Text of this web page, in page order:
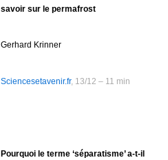
savoir sur le permafrost
Gerhard Krinner
Sciencesetavenir.fr, 13/12 – 11 min
Pourquoi le terme ‘séparatisme’ a-t-il